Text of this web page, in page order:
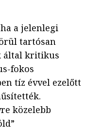
a jelenlegi
tartósan
által kritikus
fokos
tíz évvel ezelőtt
közelebb